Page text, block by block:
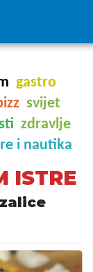
gastro
svijet
zdravlje
i nautika
ISTRE